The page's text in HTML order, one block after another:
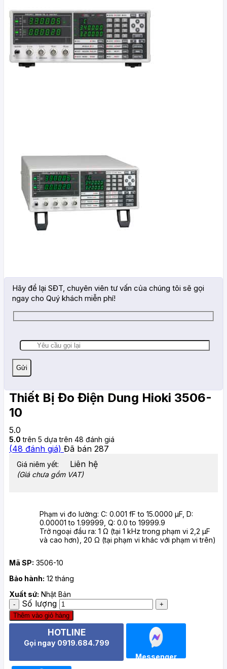
Hãy để lại SĐT, chuyên viên tư vấn của chúng tôi sẽ gọi
ngay cho Quý khách miễn phí!
Thiết Bị Đo Điện Dung Hioki 3506-
10
5.0
5.0 trên 5 dựa trên 48 đánh giá
(48 đánh giá) Đã bán 287
Giá niêm yết: Liên hệ
(Giá chưa gồm VAT)
Phạm vi đo lường: C: 0.001 fF to 15.0000 μF, D:
0.00001 to 1.99999, Q: 0.0 to 19999.9
Trở ngoại đầu ra: 1 Ω (tại 1 kHz trong phạm vi 2,2 μF
và cao hơn), 20 Ω (tại phạm vi khác với phạm vi trên)
Mã SP: 3506-10
Bảo hành: 12 tháng
Xuất sứ: Nhật Bản
Số lượng
Thêm vào giỏ hàng
HOTLINE
Gọi ngay 0919.684.799
Messenger